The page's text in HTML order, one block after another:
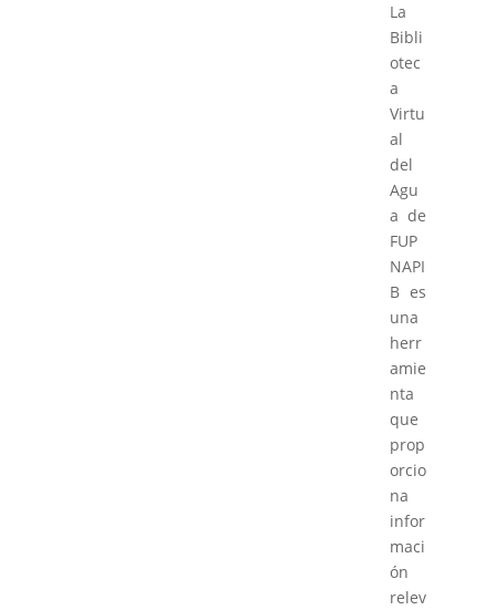
La
Bibli
otec
a
Virtu
al
del
Agu
a de
FUP
NAPI
B es
una
herr
amie
nta
que
prop
orcio
na
infor
maci
ón
relev